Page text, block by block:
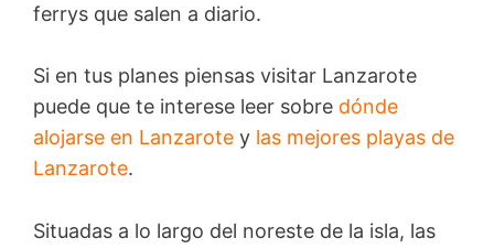
ferrys que salen a diario.
Si en tus planes piensas visitar Lanzarote
puede que te interese leer sobre dónde
alojarse en Lanzarote y las mejores playas de
Lanzarote.
Situadas a lo largo del noreste de la isla, las